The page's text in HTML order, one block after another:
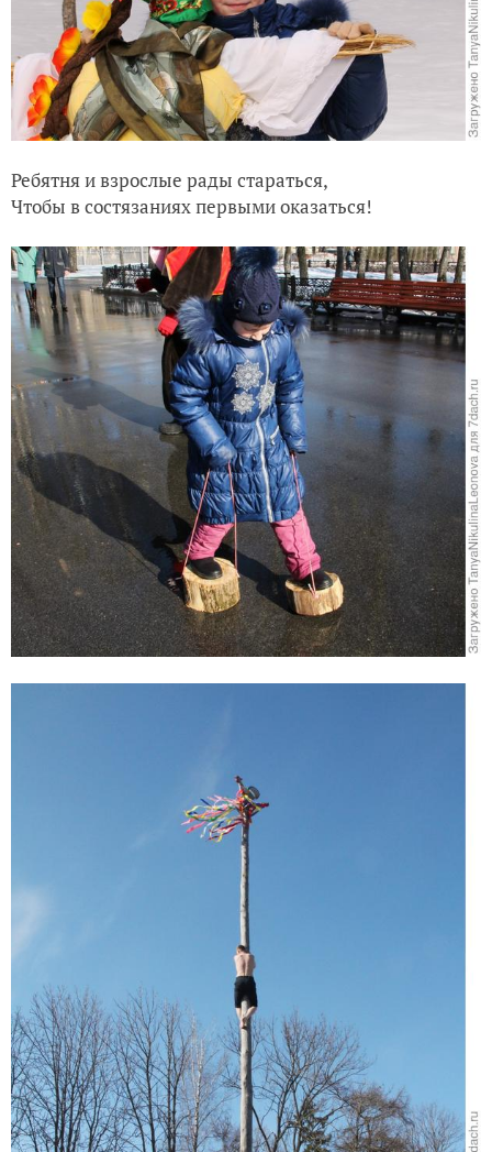
Ребятня и взрослые рады стараться,
Чтобы в состязаниях первыми оказаться!